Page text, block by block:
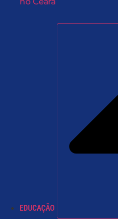
EDUCAÇÃO